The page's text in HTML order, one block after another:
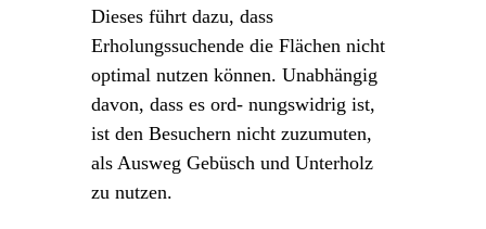
Dieses führt dazu, dass
Erholungssuchende die Flächen nicht
optimal nutzen können. Unabhängig
davon, dass es ord- nungswidrig ist,
ist den Besuchern nicht zuzumuten,
als Ausweg Gebüsch und Unterholz
zu nutzen.